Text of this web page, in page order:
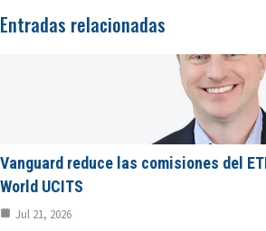
Entradas relacionadas
Vanguard reduce las comisiones del
World UCITS
Jul 21, 2026